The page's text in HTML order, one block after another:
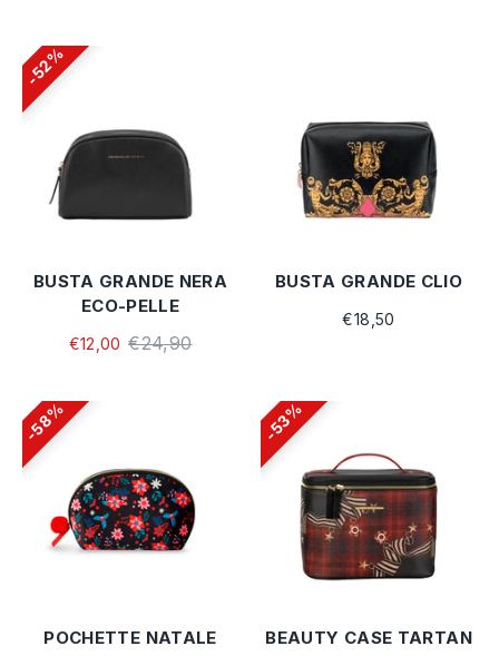
52%
BUSTA GRANDE NERA
ECO-PELLE
€12,00 €24,90
BUSTA GRANDE CLIO
€18,50
58%
POCHETTE NATALE
53%
BEAUTY CASE TARTAN